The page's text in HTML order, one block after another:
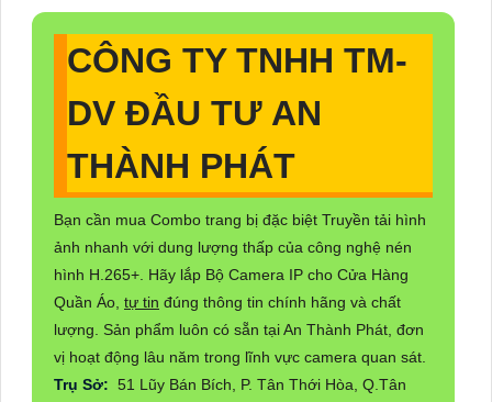
CÔNG TY TNHH TM-
DV ĐẦU TƯ AN
THÀNH PHÁT
Bạn cần mua Combo trang bị đặc biệt Truyền tải hình
ảnh nhanh với dung lượng thấp của công nghệ nén
hình H.265+. Hãy lắp Bộ Camera IP cho Cửa Hàng
Quần Áo, tự tin đúng thông tin chính hãng và chất
lượng. Sản phẩm luôn có sẵn tại An Thành Phát, đơn
vị hoạt động lâu năm trong lĩnh vực camera quan sát.
Trụ Sở: 51 Lũy Bán Bích, P. Tân Thới Hòa, Q.Tân